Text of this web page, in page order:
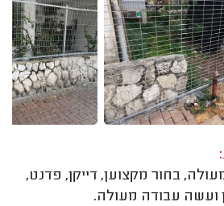
בחור מקצוען, דייקן, פדנט,
ועשה עבודה מעולה.